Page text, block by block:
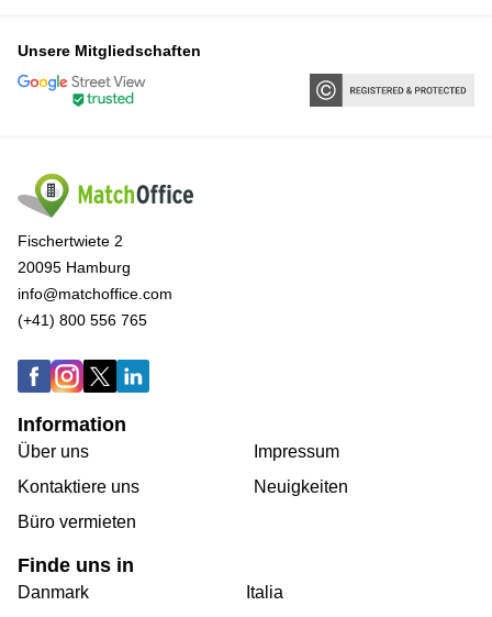
Unsere Mitgliedschaften
Fischertwiete 2
20095 Hamburg
info@matchoffice.com
(+41) 800 556 765
Information
Über uns
Kontaktiere uns
Büro vermieten
Impressum
Neuigkeiten
Finde uns in
Danmark
Italia